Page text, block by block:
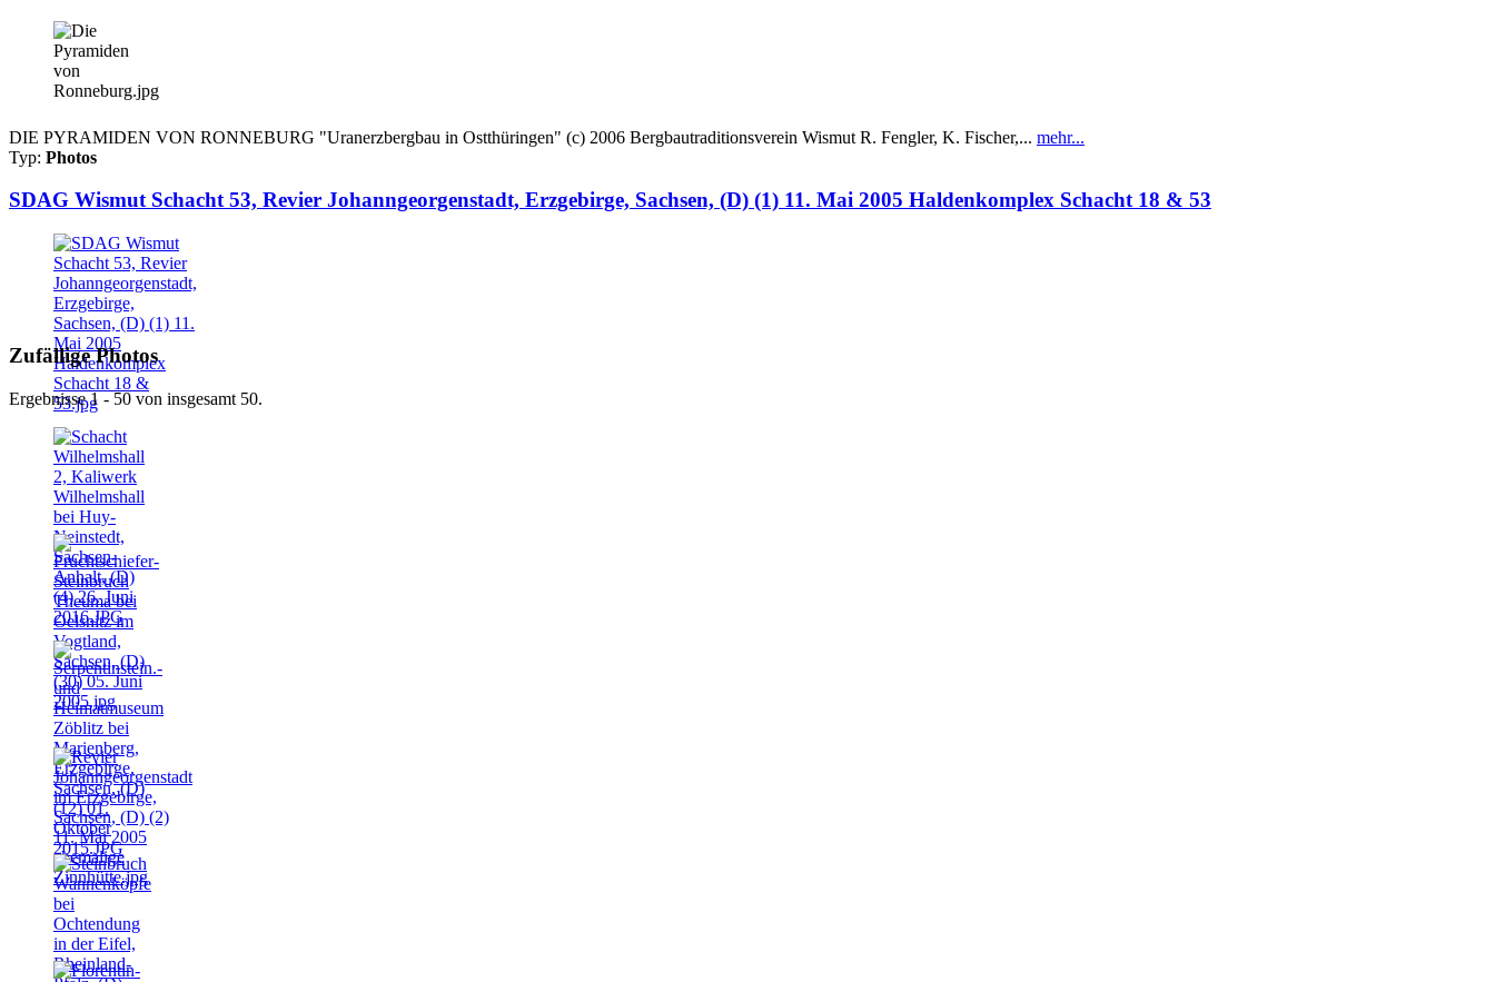
DIE PYRAMIDEN VON RONNEBURG "Uranerzbergbau in Ostthüringen" (c) 2006 Bergbautraditionsverein Wismut R. Fengler, K. Fischer,... mehr...
Typ: Photos
SDAG Wismut Schacht 53, Revier Johanngeorgenstadt, Erzgebirge, Sachsen, (D) (1) 11. Mai 2005 Haldenkomplex Schacht 18 & 53
Zufällige Photos
Ergebnisse 1 - 50 von insgesamt 50.